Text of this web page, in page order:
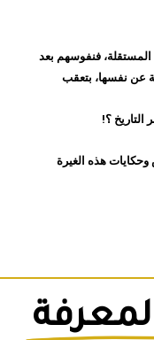
فنفوسهم بعد
عن نفسها، بتعقب
؟!
هذه الغيرة